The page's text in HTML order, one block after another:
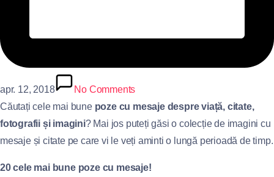
apr. 12, 2018
No Comments
Căutați cele mai bune poze cu mesaje despre viață, citate,
fotografii și imagini? Mai jos puteți găsi o colecție de imagini cu
mesaje și citate pe care vi le veți aminti o lungă perioadă de timp.
20 cele mai bune poze cu mesaje!